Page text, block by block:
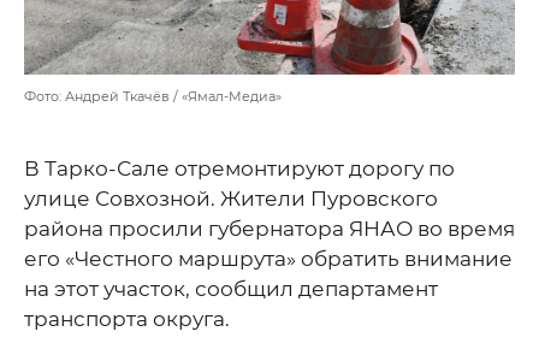
Фото: Андрей Ткачёв / «Ямал-Медиа»
В Тарко-Сале отремонтируют дорогу по
улице Совхозной. Жители Пуровского
района просили губернатора ЯНАО во время
его «Честного маршрута» обратить внимание
на этот участок, сообщил департамент
транспорта округа.